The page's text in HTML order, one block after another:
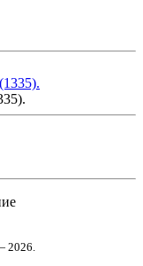
2026.